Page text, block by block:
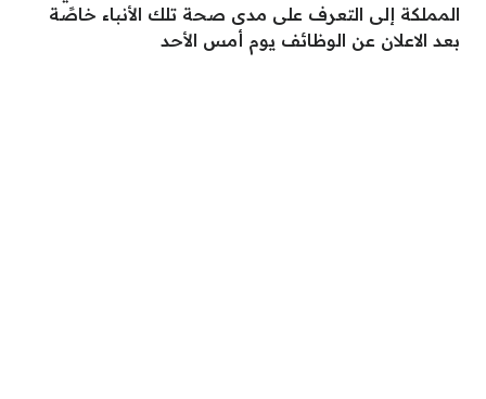
المملكة إلى التعرف على مدى صحة تلك الأنباء خاصًة
بعد الاعلان عن الوظائف يوم أمس الأحد